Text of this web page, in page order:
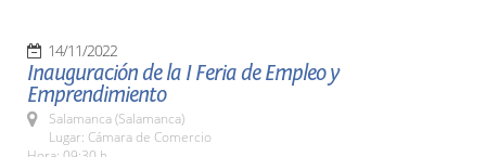
14/11/2022
Inauguración de la I Feria de Empleo y
Emprendimiento
Salamanca (Salamanca)
Lugar: Cámara de Comercio